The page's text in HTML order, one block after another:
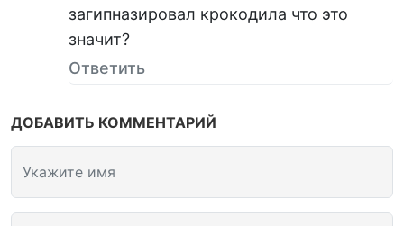
загипназировал крокодила что это
значит?
Ответить
ДОБАВИТЬ КОММЕНТАРИЙ
Укажите имя